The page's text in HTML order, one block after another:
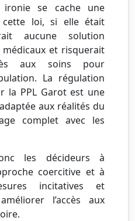
se cache une
loi, si elle était
aucune solution
et risquerait
aux soins pour
La régulation
la PPL Garot est une
aux réalités du
complet avec les
les décideurs à
coercitive et à
incitatives et
l’accès aux